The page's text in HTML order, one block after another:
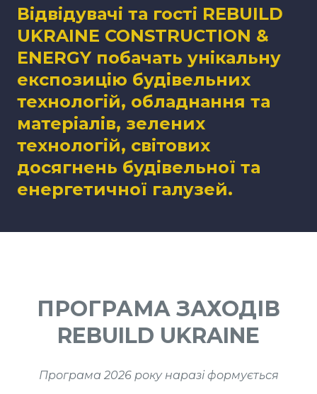
Відвідувачі та гості REBUILD
UKRAINE CONSTRUCTION &
ENERGY побачать унікальну
експозицію будівельних
технологій, обладнання та
матеріалів, зелених
технологій, світових
досягнень будівельної та
енергетичної галузей.
ПРОГРАМА ЗАХОДІВ
REBUILD UKRAINE
Програма 2026 року наразі формується